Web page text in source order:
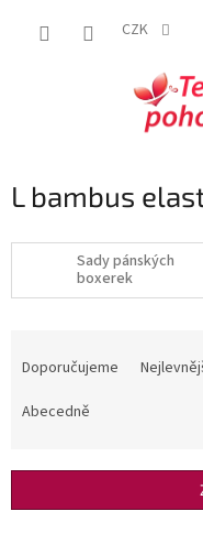
CZK
L bambus
Sady pánských
boxerek
r
Doporučujeme
Abecedně